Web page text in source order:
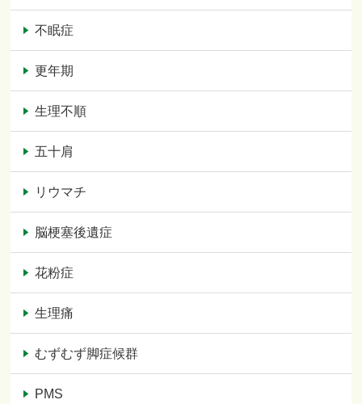
不眠症
更年期
生理不順
五十肩
リウマチ
脳梗塞後遺症
花粉症
生理痛
むずむず脚症候群
PMS